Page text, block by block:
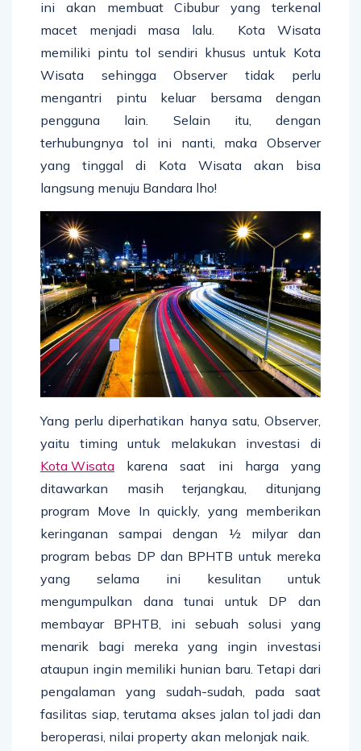
ini akan membuat Cibubur yang terkenal
macet menjadi masa lalu. Kota Wisata
memiliki pintu tol sendiri khusus untuk Kota
Wisata sehingga Observer tidak perlu
mengantri pintu keluar bersama dengan
pengguna lain. Selain itu, dengan
terhubungnya tol ini nanti, maka Observer
yang tinggal di Kota Wisata akan bisa
langsung menuju Bandara lho!
Yang perlu diperhatikan hanya satu, Observer,
yaitu timing untuk melakukan investasi di
Kota Wisata karena saat ini harga yang
ditawarkan masih terjangkau, ditunjang
program Move In quickly, yang memberikan
keringanan sampai dengan ½ milyar dan
program bebas DP dan BPHTB untuk mereka
yang selama ini kesulitan untuk
mengumpulkan dana tunai untuk DP dan
membayar BPHTB, ini sebuah solusi yang
menarik bagi mereka yang ingin investasi
ataupun ingin memiliki hunian baru. Tetapi dari
pengalaman yang sudah-sudah, pada saat
fasilitas siap, terutama akses jalan tol jadi dan
beroperasi, nilai property akan melonjak naik.